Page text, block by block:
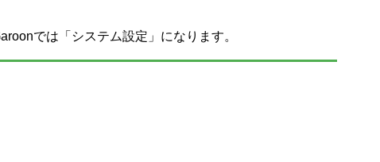
では「システム設定」になります。